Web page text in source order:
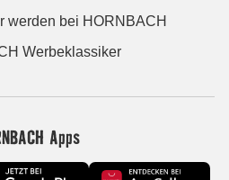
werden bei HORNBACH
Werbeklassiker
Apps